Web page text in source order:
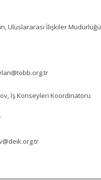
Uluslararası İlişkiler Müdürlüğü
İş Konseyleri Koordinatörü